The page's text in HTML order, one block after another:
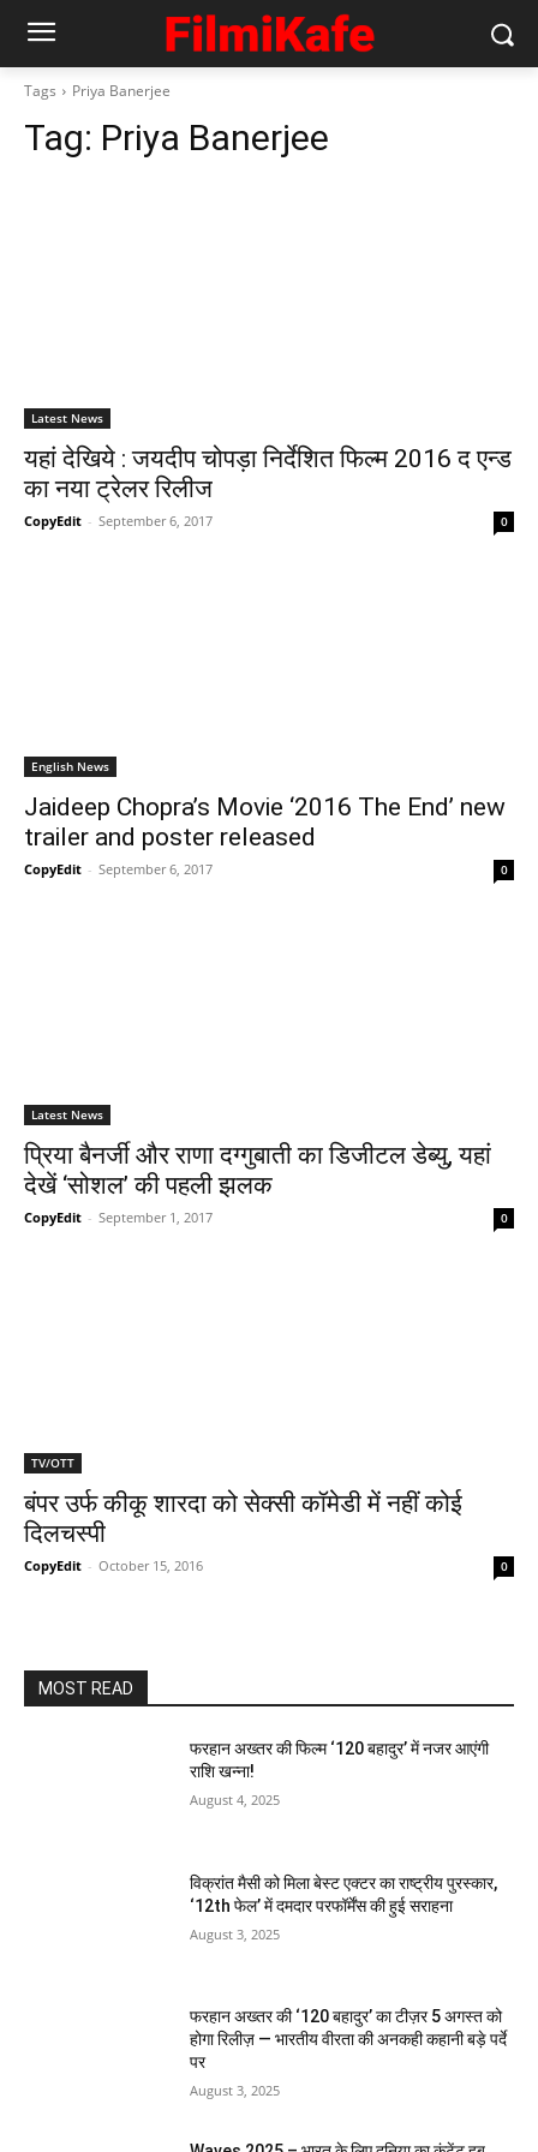
Tags Priya Banerjee
Tag: Priya Banerjee
Latest News
यहां देखिये : जयदीप चोपड़ा निर्देशित फिल्म 2016 द एन्ड
का नया ट्रेलर रिलीज
CopyEdit - September 6, 2017 0
English News
Jaideep Chopra’s Movie ‘2016 The End’ new
trailer and poster released
CopyEdit - September 6, 2017 0
Latest News
प्रिया बैनर्जी और राणा दग्गुबाती का डिजीटल डेब्यु, यहां
देखें ‘सोशल’ की पहली झलक
CopyEdit - September 1, 2017 0
TV/OTT
बंपर उर्फ कीकू शारदा को सेक्‍सी कॉमेडी में नहीं कोई
दिलचस्‍पी
CopyEdit - October 15, 2016 0
MOST READ
फरहान अख्तर की फिल्म ‘120 बहादुर’ में नजर आएंगी
राशि खन्ना!
August 4, 2025
विक्रांत मैसी को मिला बेस्ट एक्टर का राष्ट्रीय पुरस्कार,
‘12th फेल’ में दमदार परफॉर्मेंस की हुई सराहना
August 3, 2025
फरहान अख्तर की ‘120 बहादुर’ का टीज़र 5 अगस्त को
होगा रिलीज़ — भारतीय वीरता की अनकही कहानी बड़े पर्दे
पर
August 3, 2025